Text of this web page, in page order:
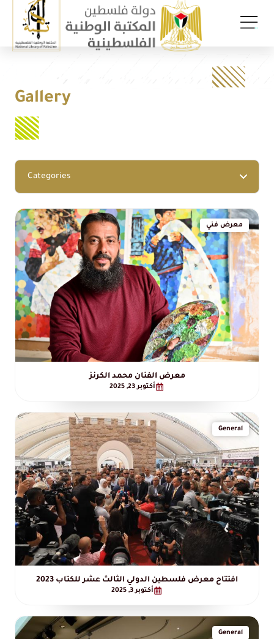
Gallery
Categories
معرض فني
معرض الفنان محمد الكرنز
أكتوبر 23, 2025
General
افتتاح معرض فلسطين الدولي الثالث عشر للكتاب 2023
أكتوبر 3, 2025
General